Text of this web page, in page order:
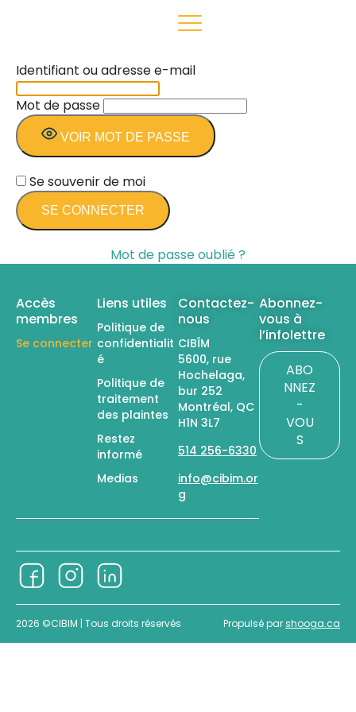
Identifiant ou adresse e-mail
Mot de passe
VOIR MOT DE PASSE
Se souvenir de moi
Mot de passe oublié ?
Accès
membres
Se connecter
Liens utiles
Politique de
confidentialit
é
Politique de
traitement
des plaintes
Restez
informé
Medias
Contactez-
nous
CIBÎM
5600, rue
Hochelaga,
bur 252
Montréal, QC
H1N 3L7
514 256-6330
info@cibim.or
g
Abonnez-
vous à
l’infolettre
ABO
NNEZ
-
VOU
S
2026 ©CIBIM | Tous droits réservés Propulsé parshooga.ca